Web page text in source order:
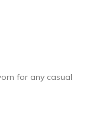
for any casual